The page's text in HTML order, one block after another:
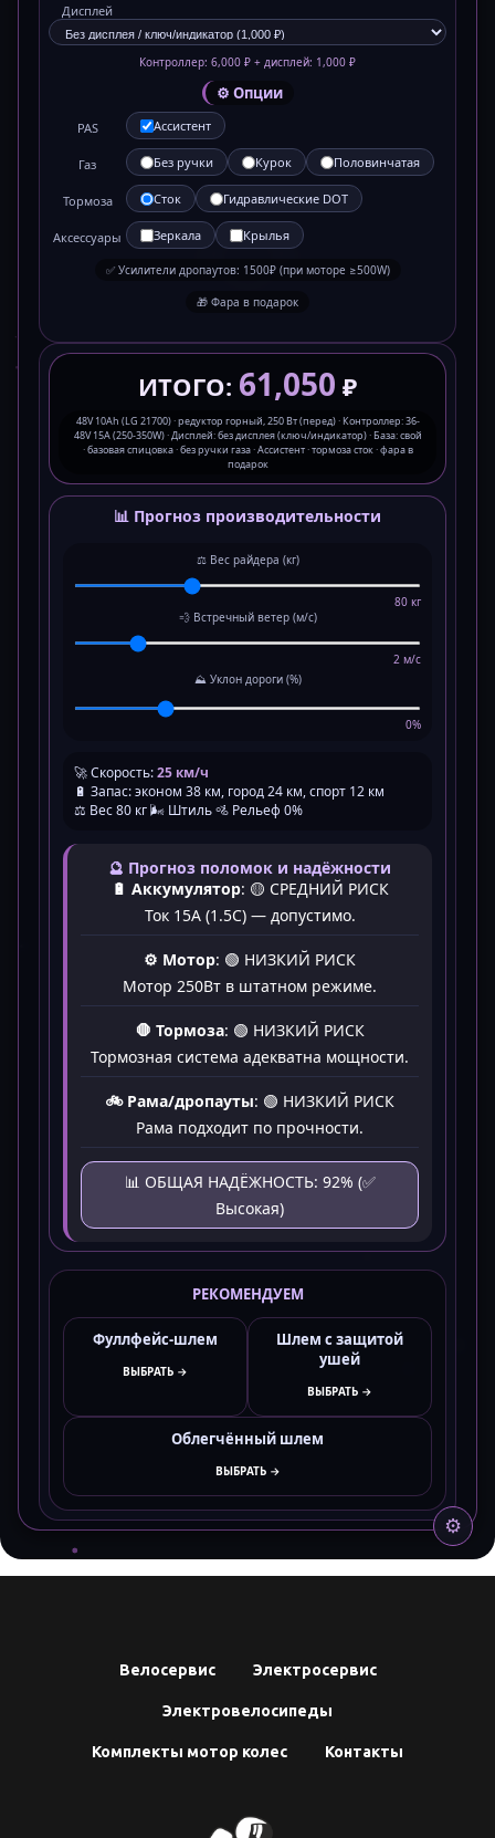
Дисплей
Контроллер: 6,000 ₽ + дисплей: 1,000 ₽
⚙️ Опции
PAS Ассистент
Газ Без ручки Курок Половинчатая
Тормоза Сток Гидравлические DOT
Аксессуары Зеркала Крылья
✅ Усилители дропаутов: 1500₽ (при моторе ≥500W)
🎁 Фара в подарок
ИТОГО: 61,050 ₽
48V 10Ah (LG 21700) · редуктор горный, 250 Вт (перед) · Контроллер: 36-
48V 15A (250-350W) · Дисплей: без дисплея (ключ/индикатор) · База: свой
· базовая спицовка · без ручки газа · Ассистент · тормоза сток · фара в
подарок
📊 Прогноз производительности
⚖️ Вес райдера (кг)
80 кг
💨 Встречный ветер (м/с)
2 м/с
⛰️ Уклон дороги (%)
0%
🚀 Скорость:25 км/ч
🔋 Запас: эконом 38 км, город 24 км, спорт 12 км
⚖️ Вес 80 кг 🌬️ Штиль 🚵 Рельеф 0%
🔮 Прогноз поломок и надёжности
🔋 Аккумулятор: 🟡 СРЕДНИЙ РИСК
Ток 15А (1.5C) — допустимо.
⚙️ Мотор: 🟢 НИЗКИЙ РИСК
Мотор 250Вт в штатном режиме.
🛑 Тормоза: 🟢 НИЗКИЙ РИСК
Тормозная система адекватна мощности.
🚲 Рама/дропауты: 🟢 НИЗКИЙ РИСК
Рама подходит по прочности.
📊 ОБЩАЯ НАДЁЖНОСТЬ: 92% (✅
Высокая)
РЕКОМЕНДУЕМ
Фуллфейс-шлем
ВЫБРАТЬ →
Шлем с защитой
ушей
ВЫБРАТЬ →
Облегчённый шлем
ВЫБРАТЬ →
⚙️
Велосервис Электросервис
Электровелосипеды
Комплекты мотор колес Контакты